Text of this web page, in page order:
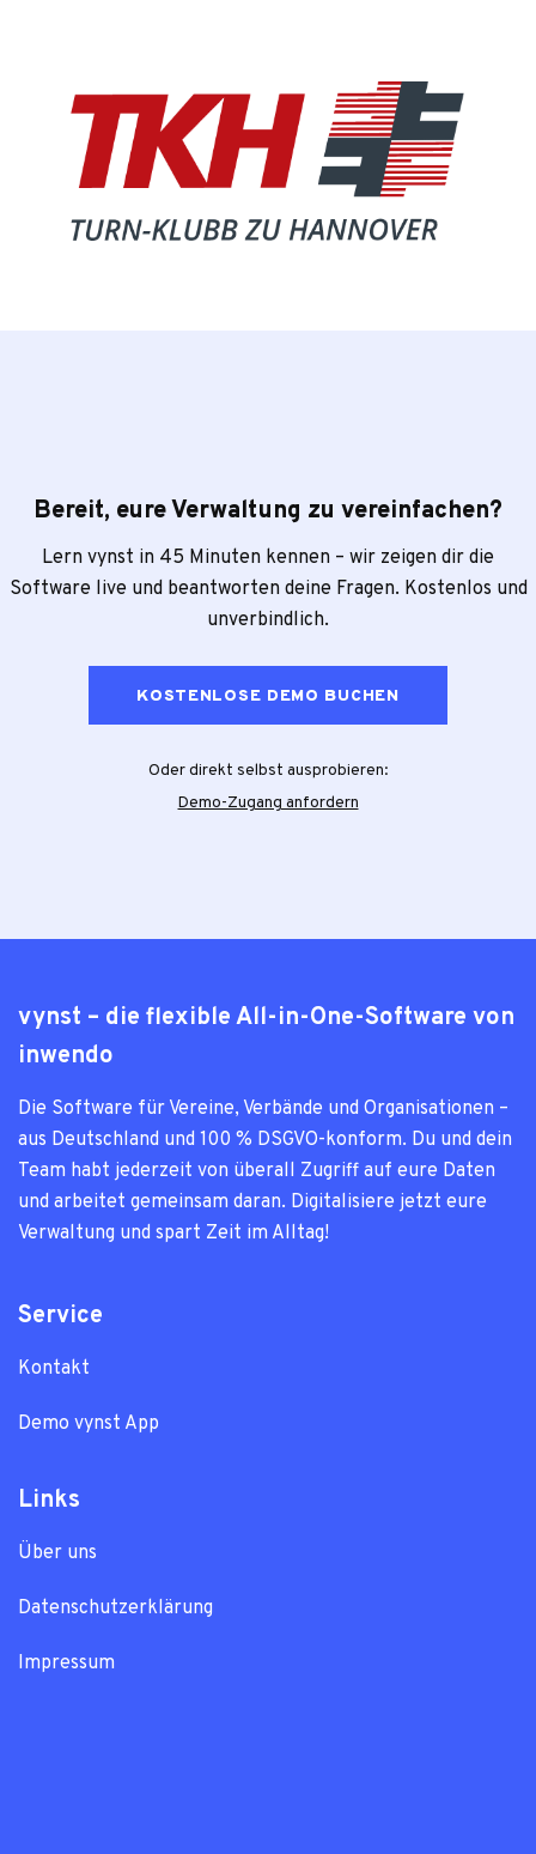
Bereit, eure Verwaltung zu vereinfachen?
Lern vynst in 45 Minuten kennen – wir zeigen dir die
Software live und beantworten deine Fragen. Kostenlos und
unverbindlich.
KOSTENLOSE DEMO BUCHEN
Oder direkt selbst ausprobieren:
Demo-Zugang anfordern
vynst – die flexible All-in-One-Software von
inwendo
Die Soft­ware für Ver­eine, Ver­bände und Orga­ni­sa­tio­nen –
aus Deutsch­land und 100 % DSGVO-kon­form. Du und dein
Team habt jeder­zeit von über­all Zugriff auf eure Daten
und arbei­tet gemein­sam daran. Digi­ta­li­siere jetzt eure
Ver­wal­tung und spart Zeit im All­tag!
Service
Kontakt
Demo vynst App
Links
Über uns
Datenschutzerklärung
Impressum